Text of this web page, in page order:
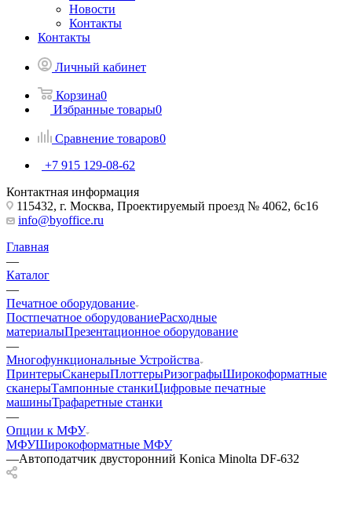
Новости
Контакты
Контакты
Личный кабинет
Корзина0
Избранные товары0
Сравнение товаров0
+7 915 129-08-62
Контактная информация
115432, г. Москва, Проектируемый проезд № 4062, 6с16
info@byoffice.ru
Главная
—
Каталог
—
Печатное оборудование
Постпечатное оборудованиеРасходные
материалыПрезентационное оборудование
—
Многофункциональные Устройства
ПринтерыСканерыПлоттерыРизографыШирокоформатные
сканерыТампонные станкиЦифровые печатные
машиныТрафаретные станки
—
Опции к МФУ
МФУШирокоформатные МФУ
—Автоподатчик двусторонний Konica Minolta DF-632